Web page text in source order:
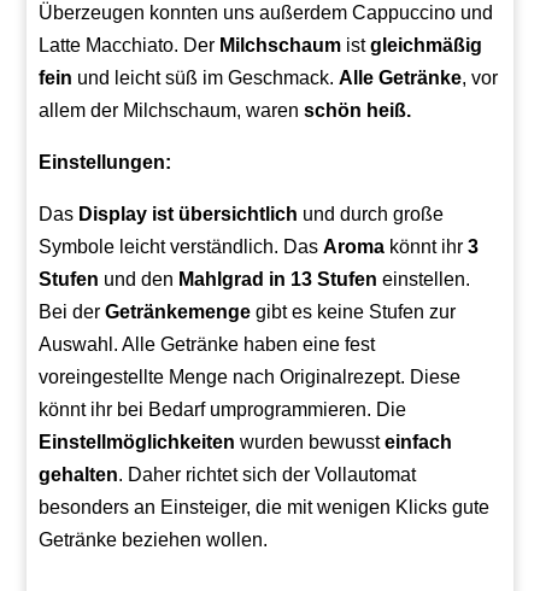
Überzeugen konnten uns außerdem Cappuccino und
Latte Macchiato. Der Milchschaum istgleichmäßig
fein und leicht süß im Geschmack.Alle Getränke, vor
allem der Milchschaum, waren schön heiß.
Einstellungen:
Das Display ist übersichtlich und durch große
Symbole leicht verständlich. DasAroma könnt ihr 3
Stufen und den Mahlgrad in 13 Stufen einstellen.
Bei derGetränkemenge gibt es keine Stufen zur
Auswahl. Alle Getränke haben eine fest
voreingestellte Menge nach Originalrezept. Diese
könnt ihr bei Bedarf umprogrammieren. Die
Einstellmöglichkeiten wurden bewussteinfach
gehalten. Daher richtet sich der Vollautomat
besonders an Einsteiger, die mit wenigen Klicks gute
Getränke beziehen wollen.